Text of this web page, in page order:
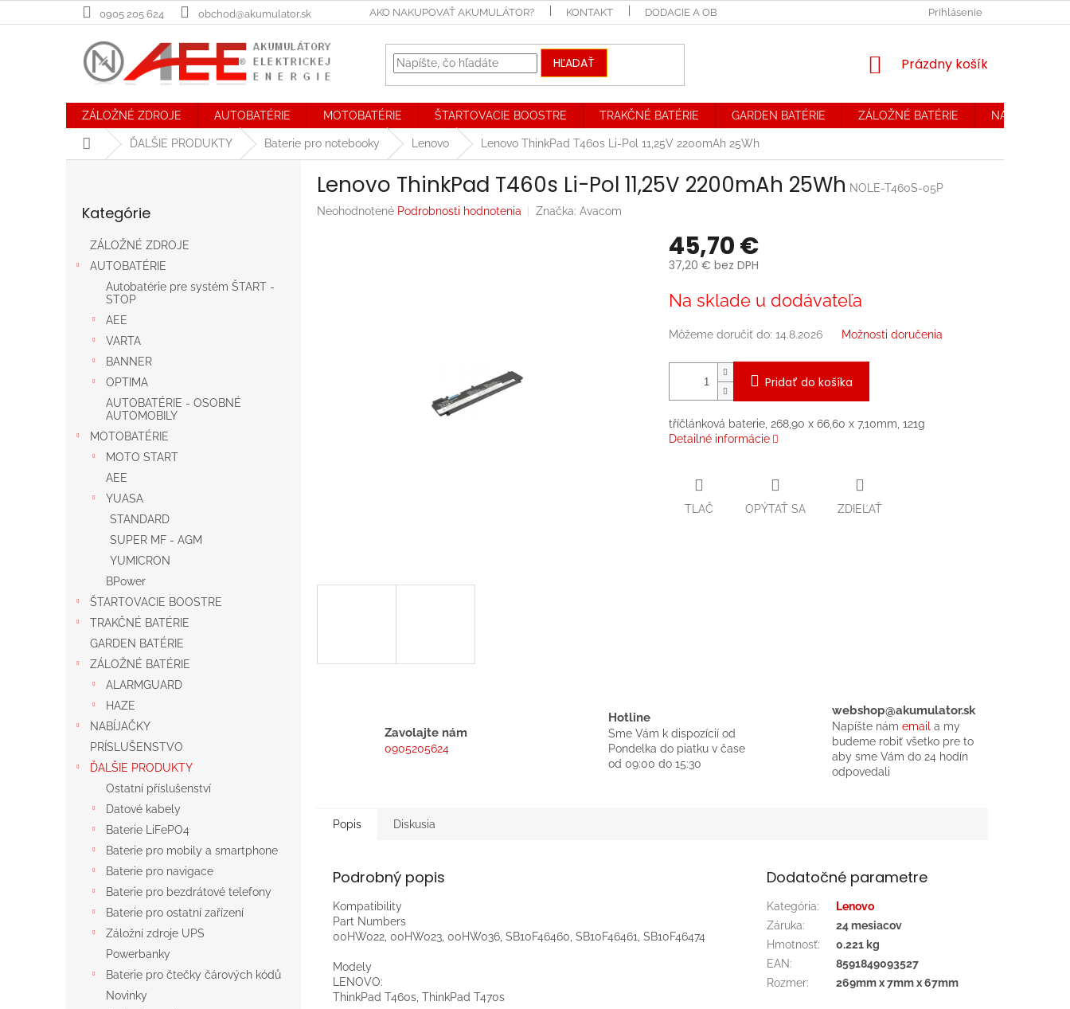
na
0905 205 624 obchod@akumulator.sk AKO NAKUPOVAŤ AKUMULÁTOR? KONTAKT DODACIE A OBCHODNÉ PODMIENKY. REKLAMAČNÝ PORIADOKPrihlásenie
HĽADAŤ
NÁKUPNÝ
Prázdny košík
ZÁLOŽNÉ ZDROJE AUTOBATÉRIE MOTOBATÉRIE ŠTARTOVACIE BOOSTRE TRAKČNÉ BATÉRIE GARDEN BATÉRIE ZÁLOŽNÉ BATÉRIE NABÍJAČKY
DomovĎALŠIE PRODUKTY Baterie pro notebooky Lenovo Lenovo ThinkPad T460s Li-Pol 11,25V 2200mAh 25Wh
kategórie
Kategórie
ZÁLOŽNÉ ZDROJE
AUTOBATÉRIE
Autobatérie pre systém ŠTART -
STOP
AEE
VARTA
BANNER
OPTIMA
AUTOBATÉRIE - OSOBNÉ
AUTOMOBILY
MOTOBATÉRIE
MOTO START
AEE
YUASA
STANDARD
SUPER MF - AGM
YUMICRON
BPower
ŠTARTOVACIE BOOSTRE
TRAKČNÉ BATÉRIE
GARDEN BATÉRIE
ZÁLOŽNÉ BATÉRIE
ALARMGUARD
HAZE
NABÍJAČKY
PRÍSLUŠENSTVO
ĎALŠIE PRODUKTY
Ostatní příslušenství
Datové kabely
Baterie LiFePO4
Baterie pro mobily a smartphone
Baterie pro navigace
Baterie pro bezdrátové telefony
Baterie pro ostatní zařízení
Záložní zdroje UPS
Powerbanky
Baterie pro čtečky čárových kódů
Novinky
Lenovo ThinkPad T460s Li-Pol 11,25V 2200mAh 25Wh NOLE-T460S-05P
Priemerné
Neohodnotené Podrobnosti hodnotenia Značka: Avacom
45,70 €
37,20 € bez DPH
cena:
Na sklade u dodávateľa
Môžeme doručiť do: 14.8.2026 Možnosti doručenia
Pridať do košíka
tříčlánková baterie, 268,90 x 66,60 x 7,10mm, 121g
Detailné informácie
TLAČ OPÝTAŤ SA ZDIEĽAŤ
Zavolajte nám
0905205624
Hotline
Sme Vám k dispozícií od
Pondelka do piatku v čase
od 09:00 do 15:30
webshop@akumulator.sk
Napíšte nám email a my
budeme robiť všetko pre to
aby sme Vám do 24 hodín
odpovedali
Popis Diskusia
Podrobný popis
Kompatibility
Part Numbers
00HW022, 00HW023, 00HW036, SB10F46460, SB10F46461, SB10F46474
Modely
LENOVO:
ThinkPad T460s, ThinkPad T470s
Dodatočné parametre
Kategória:
Lenovo
Záruka:
24 mesiacov
Hmotnosť:
0.221 kg
EAN:
8591849093527
Rozmer: 269mm x 7mm x 67mm